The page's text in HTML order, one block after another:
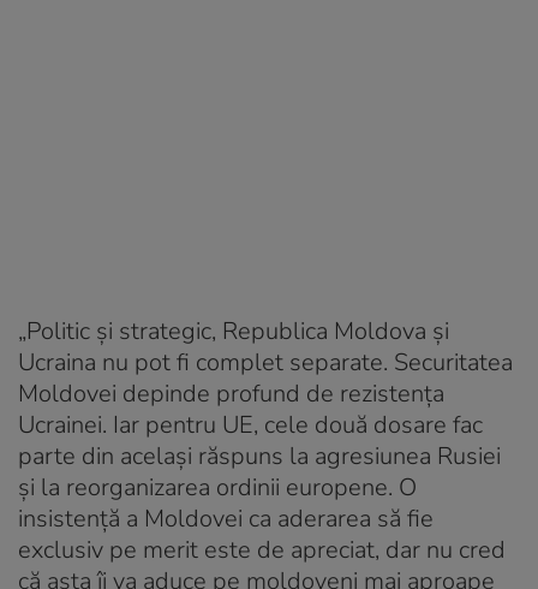
„Politic și strategic, Republica Moldova și
Ucraina nu pot fi complet separate. Securitatea
Moldovei depinde profund de rezistența
Ucrainei. Iar pentru UE, cele două dosare fac
parte din același răspuns la agresiunea Rusiei
și la reorganizarea ordinii europene. O
insistență a Moldovei ca aderarea să fie
exclusiv pe merit este de apreciat, dar nu cred
că asta îi va aduce pe moldoveni mai aproape